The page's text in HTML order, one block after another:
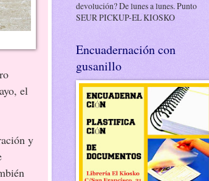
el
y
devolución? De lunes a lunes. Punto
SEUR PICKUP-EL KIOSKO
Encuadernación con
gusanillo